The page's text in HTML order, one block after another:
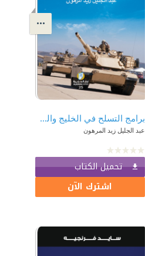
برامج التسلح في الخليج والجوار
عبد الجليل زيد المرهون
تحميل الكتاب
اشترك الآن